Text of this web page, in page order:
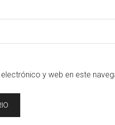
y web en este